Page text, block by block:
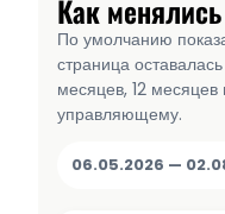
Как
По умолчанию
страница
месяцев, 12
управляющему.
06.05.2026 —